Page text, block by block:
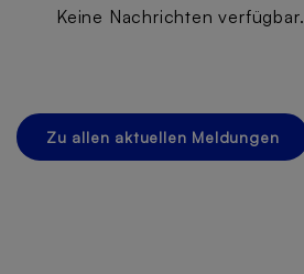
Keine Nachrichten verfügbar.
Zu allen aktuellen Meldungen